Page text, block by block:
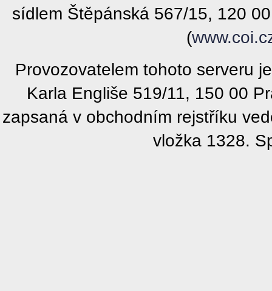
sídlem Štěpánská 567/15, 120
(
Provozovatelem tohoto serveru
Karla Engliše 519/11, 150 00
zapsaná v obchodním rejstříku
vložka 1328.